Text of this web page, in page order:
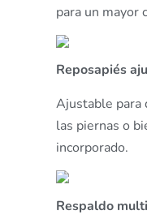
para un mayor
Reposapiés
Ajustable para
las piernas o
incorporado.
Respaldo